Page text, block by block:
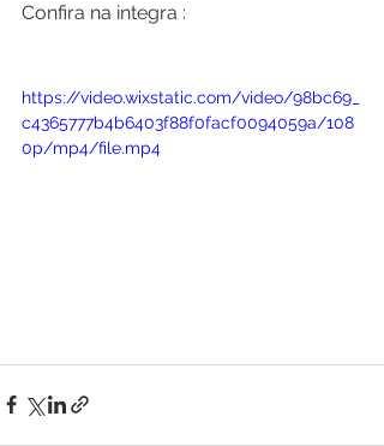
Confira na integra :
https://video.wixstatic.com/video/98bc69_
c4365777b4b6403f88f0facf0094059a/108
0p/mp4/file.mp4